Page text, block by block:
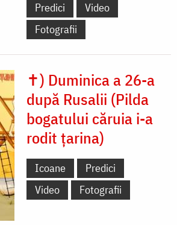
Predici
Video
Fotografii
✝) Duminica a 26-a
după Rusalii (Pilda
bogatului căruia i-a
rodit țarina)
Icoane
Predici
Video
Fotografii